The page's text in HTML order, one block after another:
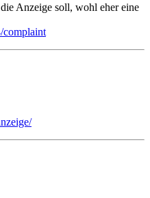
Anzeige soll, wohl eher eine
complaint